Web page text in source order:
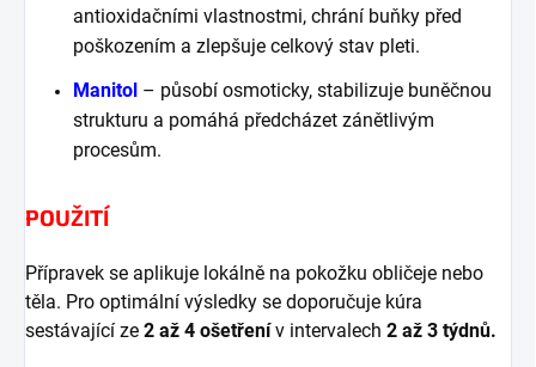
antioxidačními vlastnostmi, chrání buňky před
poškozením a zlepšuje celkový stav pleti.
Manitol – působí osmoticky, stabilizuje buněčnou
strukturu a pomáhá předcházet zánětlivým
procesům.
POUŽITÍ
Přípravek se aplikuje lokálně na pokožku obličeje nebo
těla. Pro optimální výsledky se doporučuje kúra
sestávající ze 2 až 4 ošetřenív intervalech 2 až 3 týdnů.